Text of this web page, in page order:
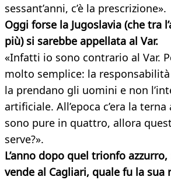
sessant’anni, c’è la prescrizione».
Oggi forse la Jugoslavia (che tra
più) si sarebbe appellata al Var.
«Infatti io sono contrario al Var.
molto semplice: la
la prendano gli uomini e non
artificiale. All’epoca c’era la
sono pure in quattro, allora
serve?».
L’anno dopo quel trionfo azzurro,
vende al Cagliari, quale fu la sua